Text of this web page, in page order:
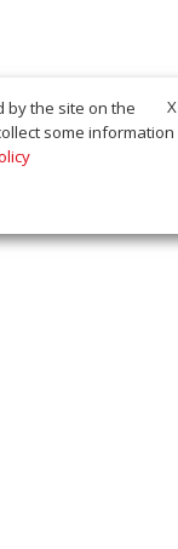
X
by the site on the
some information